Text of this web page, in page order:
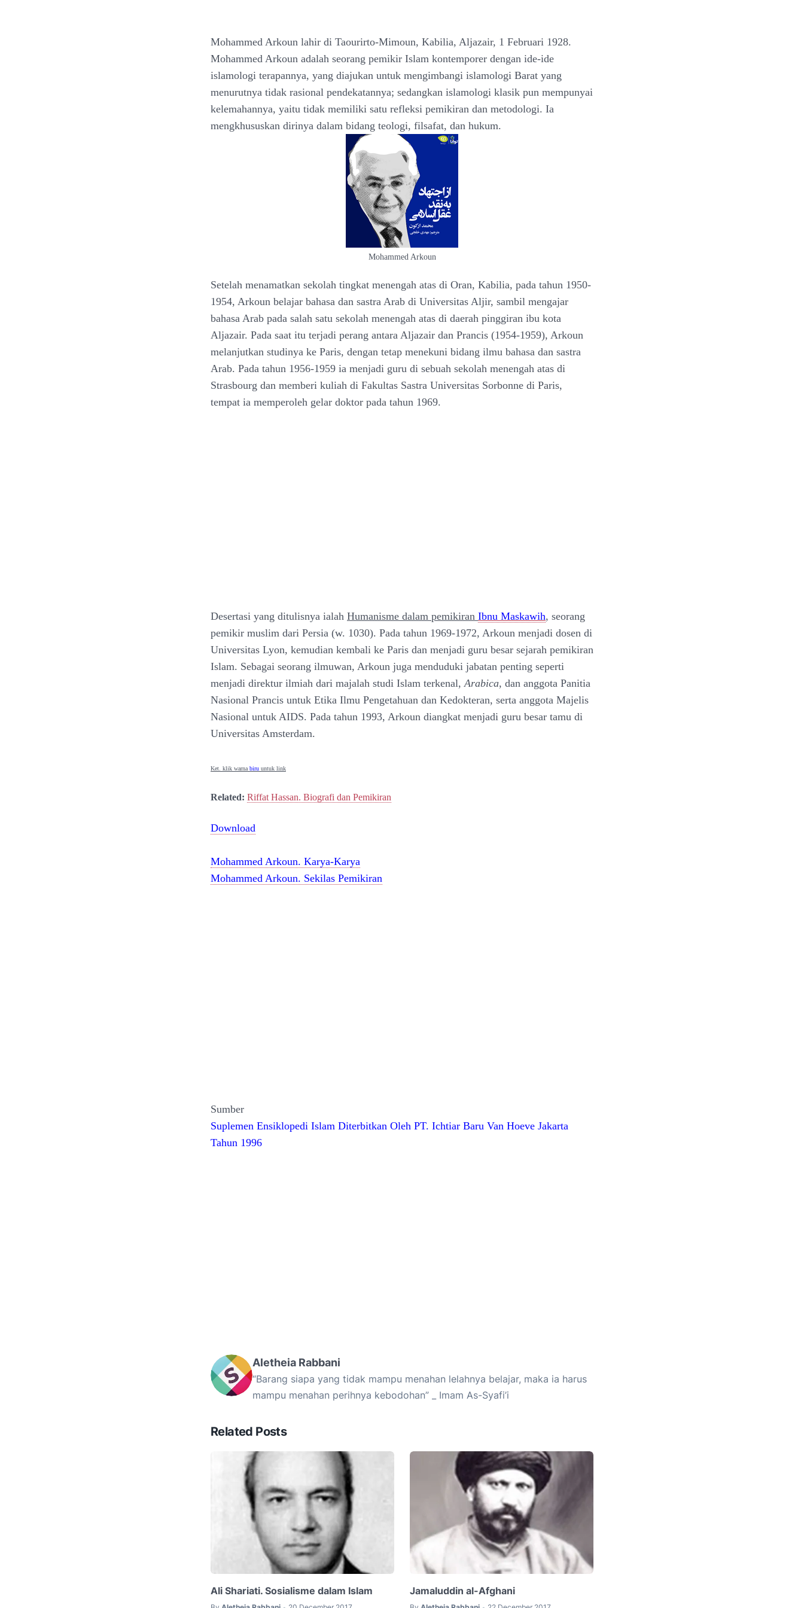
Mohammed Arkoun lahir di Taourirto-Mimoun, Kabilia, Aljazair, 1 Februari 1928.
Mohammed Arkoun adalah seorang pemikir Islam kontemporer dengan ide-ide
islamologi terapannya, yang diajukan untuk mengimbangi islamologi Barat yang
menurutnya tidak rasional pendekatannya; sedangkan islamologi klasik pun mempunyai
kelemahannya, yaitu tidak memiliki satu refleksi pemikiran dan metodologi. Ia
mengkhususkan dirinya dalam bidang teologi, filsafat, dan hukum.
Mohammed Arkoun
Setelah menamatkan sekolah tingkat menengah atas di Oran, Kabilia, pada tahun 1950-
1954, Arkoun belajar bahasa dan sastra Arab di Universitas Aljir, sambil mengajar
bahasa Arab pada salah satu sekolah menengah atas di daerah pinggiran ibu kota
Aljazair. Pada saat itu terjadi perang antara Aljazair dan Prancis (1954-1959), Arkoun
melanjutkan studinya ke Paris, dengan tetap menekuni bidang ilmu bahasa dan sastra
Arab. Pada tahun 1956-1959 ia menjadi guru di sebuah sekolah menengah atas di
Strasbourg dan memberi kuliah di Fakultas Sastra Universitas Sorbonne di Paris,
tempat ia memperoleh gelar doktor pada tahun 1969.
Desertasi yang ditulisnya ialah Humanisme dalam pemikiran Ibnu Maskawih, seorang
pemikir muslim dari Persia (w. 1030). Pada tahun 1969-1972, Arkoun menjadi dosen di
Universitas Lyon, kemudian kembali ke Paris dan menjadi guru besar sejarah pemikiran
Islam. Sebagai seorang ilmuwan, Arkoun juga menduduki jabatan penting seperti
menjadi direktur ilmiah dari majalah studi Islam terkenal,Arabica, dan anggota Panitia
Nasional Prancis untuk Etika Ilmu Pengetahuan dan Kedokteran, serta anggota Majelis
Nasional untuk AIDS. Pada tahun 1993, Arkoun diangkat menjadi guru besar tamu di
Universitas Amsterdam.
Ket. klik warna biru untuk link
Related: Riffat Hassan. Biografi dan Pemikiran
Download
Mohammed Arkoun. Karya-Karya
Mohammed Arkoun. Sekilas Pemikiran
Sumber
Suplemen Ensiklopedi Islam Diterbitkan Oleh PT. Ichtiar Baru Van Hoeve Jakarta
Tahun 1996
Aletheia Rabbani
“Barang siapa yang tidak mampu menahan lelahnya belajar, maka ia harus
mampu menahan perihnya kebodohan” _ Imam As-Syafi’i
Related Posts
Ali Shariati. Sosialisme dalam Islam Jamaluddin al-Afghani